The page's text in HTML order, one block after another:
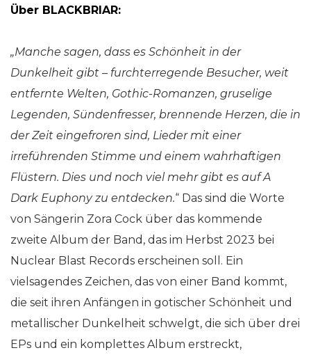
Über BLACKBRIAR:
„Manche sagen, dass es Schönheit in der
Dunkelheit gibt – furchterregende Besucher, weit
entfernte Welten, Gothic-Romanzen, gruselige
Legenden, Sündenfresser, brennende Herzen, die in
der Zeit eingefroren sind, Lieder mit einer
irreführenden Stimme und einem wahrhaftigen
Flüstern. Dies und noch viel mehr gibt es auf A
Dark Euphony zu entdecken.“ Das sind die Worte
von Sängerin Zora Cock über das kommende
zweite Album der Band, das im Herbst 2023 bei
Nuclear Blast Records erscheinen soll. Ein
vielsagendes Zeichen, das von einer Band kommt,
die seit ihren Anfängen in gotischer Schönheit und
metallischer Dunkelheit schwelgt, die sich über drei
EPs und ein komplettes Album erstreckt,